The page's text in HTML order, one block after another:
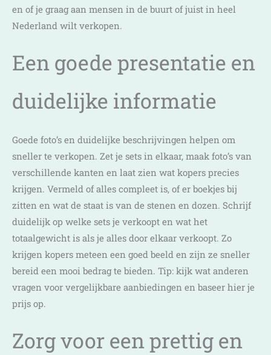
en of je graag aan mensen in de buurt of juist in heel
Nederland wilt verkopen.
Een goede presentatie en
duidelijke informatie
Goede foto’s en duidelijke beschrijvingen helpen om
sneller te verkopen. Zet je sets in elkaar, maak foto’s van
verschillende kanten en laat zien wat kopers precies
krijgen. Vermeld of alles compleet is, of er boekjes bij
zitten en wat de staat is van de stenen en dozen. Schrijf
duidelijk op welke sets je verkoopt en wat het
totaalgewicht is als je alles door elkaar verkoopt. Zo
krijgen kopers meteen een goed beeld en zijn ze sneller
bereid een mooi bedrag te bieden. Tip: kijk wat anderen
vragen voor vergelijkbare aanbiedingen en baseer hier je
prijs op.
Zorg voor een prettig en